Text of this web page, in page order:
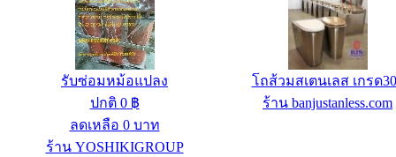
รับซ่อมหม้อแปลง
ปกติ0฿
ลดเหลือ0บาท
ร้าน YOSHIKIGROUP
(THAILAND)
โถส้วมสเตนเลส เกรด
ร้าน banjustanless.com